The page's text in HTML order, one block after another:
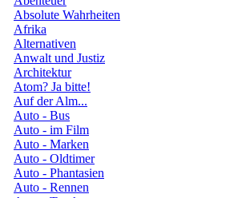
Absolute Wahrheiten
Afrika
Alternativen
Anwalt und Justiz
Architektur
Atom? Ja bitte!
Auf der Alm...
Auto - Bus
Auto - im Film
Auto - Marken
Auto - Oldtimer
Auto - Phantasien
Auto - Rennen